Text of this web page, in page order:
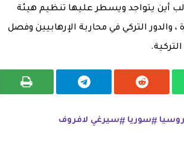
أين يتواجد ويسطر عليها تنظيم هيئة
التركي في محاربة الإرهابيين وفصل
روسيا سوريا سيرغي لافروف